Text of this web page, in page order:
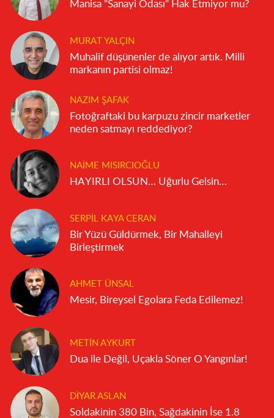
Manisa "Sanayi Odası" Hak Etmiyor mu?
MURAT YALÇIN
Muhalif düşünenler de alıyor artık. Milli
markanın partisi olmaz!
NAZIM ŞAFAK
Fotoğraftaki bu karpuzu zincir marketler
neden satmayı reddediyor?
NAIME MISIRCIOĞLU
HAYIRLI OLSUN… Uğurlu Gelsin…
SERPIL KAYA CERAN
Bir Yüzü Güldürmek, Bir Mahalleyi
Birleştirmek
AHMET ÜNSAL
Mesir, Bireysel Egolara Feda Edilemez!
METIN AYKURT
Dua ile Değil, Uçakla Söner O Yangınlar!
DIYAR ASLAN
Soldakinin 380 Bin, Sağdakinin İse 1.8